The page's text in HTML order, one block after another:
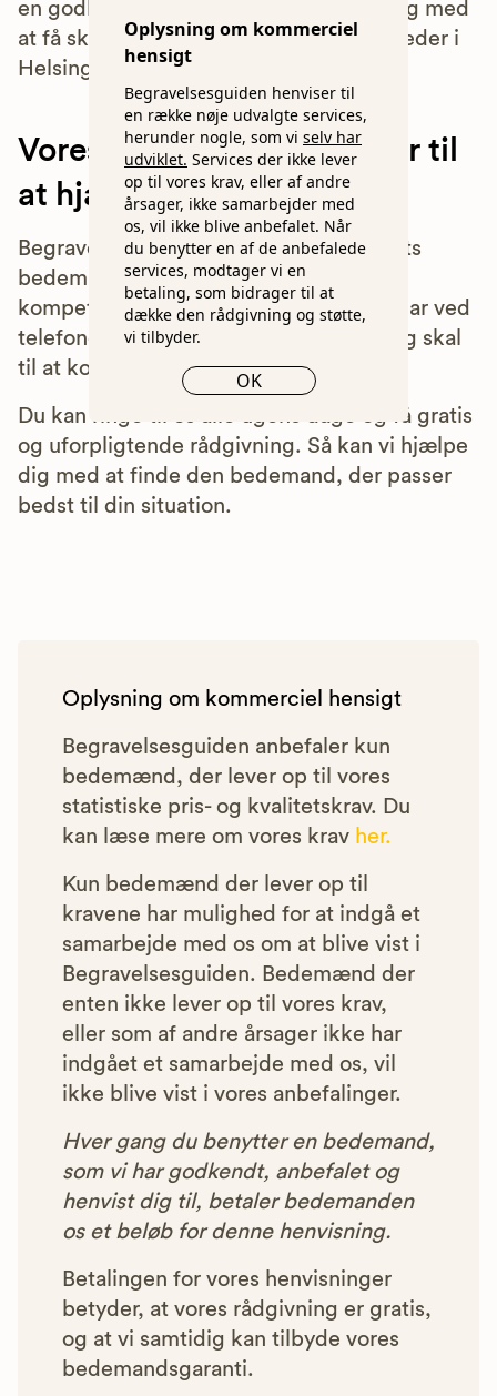
Oplysning om kommerciel
hensigt
Begravelsesguiden henviser til
en række nøje udvalgte services,
herunder nogle, som vi selv har
udviklet. Services der ikke lever
op til vores krav, eller af andre
årsager, ikke samarbejder med
os, vil ikke blive anbefalet. Når
du benytter en af de anbefalede
services, modtager vi en
betaling, som bidrager til at
dække den rådgivning og støtte,
vi tilbyder.
OK
en godkendt bedemand også hjælpe dig med
at få skabt et overblik over dine muligheder i
Helsingør og omegn.
Vores eksperter sidder klar til
at hjælpe
Begravelsesguiden tester dagligt landets
bedemænd på parametre som pris,
kompetencer og venlighed - vi sidder klar ved
telefonerne til at rådgive dig, der står og skal
til at kontakte en bedemand.
Du kan ringe til os alle ugens dage og få gratis
og uforpligtende rådgivning. Så kan vi hjælpe
dig med at finde den bedemand, der passer
bedst til din situation.
Oplysning om kommerciel hensigt
Begravelsesguiden anbefaler kun
bedemænd, der lever op til vores
statistiske pris- og kvalitetskrav. Du
kan læse mere om vores krav her.
Kun bedemænd der lever op til
kravene har mulighed for at indgå et
samarbejde med os om at blive vist i
Begravelsesguiden. Bedemænd der
enten ikke lever op til vores krav,
eller som af andre årsager ikke har
indgået et samarbejde med os, vil
ikke blive vist i vores anbefalinger.
Hver gang du benytter en bedemand,
som vi har godkendt, anbefalet og
henvist dig til, betaler bedemanden
os et beløb for denne henvisning.
Betalingen for vores henvisninger
betyder, at vores rådgivning er gratis,
og at vi samtidig kan tilbyde vores
bedemandsgaranti.